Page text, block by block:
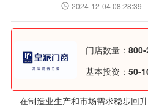
2024-12-04 08:28:39
门店数量：
基本投资： 50-
在制造业生产和市场需求稳步回